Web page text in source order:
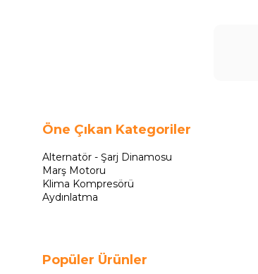
Öne Çıkan Kategoriler
Alternatör - Şarj Dinamosu
Marş Motoru
Klima Kompresörü
Aydınlatma
Popüler Ürünler